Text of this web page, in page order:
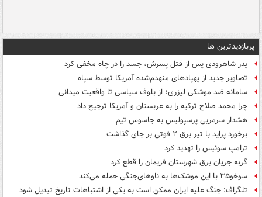
پربازدیدترین ها
پدر شاهرودی پس از قتل پسرش، جسد را در چاه مخفی کرد
تصاویر جدید از پهپادهای منهدم‌شده آمریکا توسط سپاه
سامانه ضد موشکی لیزری؛ از بلوف سیاسی تا واقعیت میدانی
چرا محمد صلاح ترکیه را به عربستان و آمریکا ترجیح داد
هشدار سرمربی پرسپولیس به جاسوس تیم
برخورد پراید با تیر برق ۲ فوتی بر جای گذاشت
ترامپ سوئیس را تهدید کرد
گربه جریان برق شهرستان فریمان را قطع کرد
سوخو۳۵ با این موشک‌ها به ناوهای‌جنگی حمله می‌کند
تلگراف: جنگ علیه ایران ممکن است به یکی از اشتباهات تاریخ تبدیل شود